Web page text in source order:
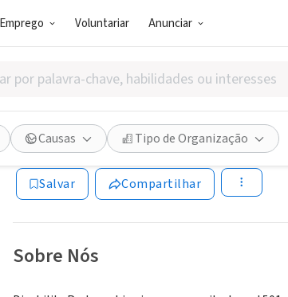
Voluntariar Anunciar
Causas Tipo de Organização
Disability Partnerships
Rockville, MD|www.disabilitypartnerships.org
Salvar Compartilhar
Sobre Nós